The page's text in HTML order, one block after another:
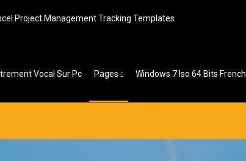
Project Management Tracking Templates
Vocal Sur Pc Pages Windows 7 Iso 64 Bits French